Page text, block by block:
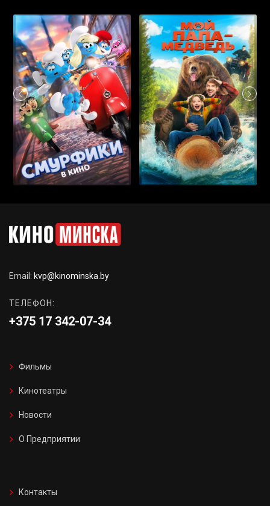
Email: kvp@kinominska.by
ТЕЛЕФОН:
+375 17 342-07-34
Фильмы
Кинотеатры
Новости
О Предприятии
Контакты